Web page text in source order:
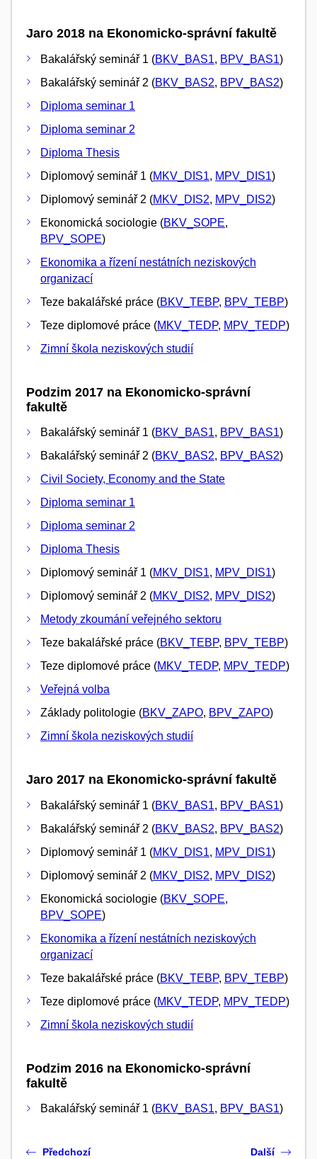
Jaro 2018 na Ekonomicko-správní fakultě
Bakalářský seminář 1 (BKV_BAS1, BPV_BAS1)
Bakalářský seminář 2 (BKV_BAS2, BPV_BAS2)
Diploma seminar 1
Diploma seminar 2
Diploma Thesis
Diplomový seminář 1 (MKV_DIS1, MPV_DIS1)
Diplomový seminář 2 (MKV_DIS2, MPV_DIS2)
Ekonomická sociologie (BKV_SOPE,
BPV_SOPE)
Ekonomika a řízení nestátních neziskových
organizací
Teze bakalářské práce (BKV_TEBP, BPV_TEBP)
Teze diplomové práce (MKV_TEDP, MPV_TEDP)
Zimní škola neziskových studií
Podzim 2017 na Ekonomicko-správní
fakultě
Bakalářský seminář 1 (BKV_BAS1, BPV_BAS1)
Bakalářský seminář 2 (BKV_BAS2, BPV_BAS2)
Civil Society, Economy and the State
Diploma seminar 1
Diploma seminar 2
Diploma Thesis
Diplomový seminář 1 (MKV_DIS1, MPV_DIS1)
Diplomový seminář 2 (MKV_DIS2, MPV_DIS2)
Metody zkoumání veřejného sektoru
Teze bakalářské práce (BKV_TEBP, BPV_TEBP)
Teze diplomové práce (MKV_TEDP, MPV_TEDP)
Veřejná volba
Základy politologie (BKV_ZAPO, BPV_ZAPO)
Zimní škola neziskových studií
Jaro 2017 na Ekonomicko-správní fakultě
Bakalářský seminář 1 (BKV_BAS1, BPV_BAS1)
Bakalářský seminář 2 (BKV_BAS2, BPV_BAS2)
Diplomový seminář 1 (MKV_DIS1, MPV_DIS1)
Diplomový seminář 2 (MKV_DIS2, MPV_DIS2)
Ekonomická sociologie (BKV_SOPE,
BPV_SOPE)
Ekonomika a řízení nestátních neziskových
organizací
Teze bakalářské práce (BKV_TEBP, BPV_TEBP)
Teze diplomové práce (MKV_TEDP, MPV_TEDP)
Zimní škola neziskových studií
Podzim 2016 na Ekonomicko-správní
fakultě
Bakalářský seminář 1 (BKV_BAS1, BPV_BAS1)
Předchozí Další